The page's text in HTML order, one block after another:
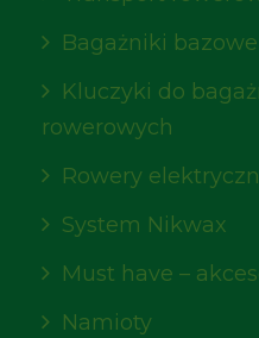
Bagażniki bazowe
Kluczyki do
rowerowych
Rowery
System Nikwax
Must have –
Namioty